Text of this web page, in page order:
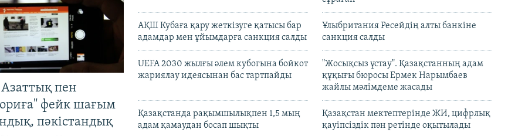
Азаттық пен
фейк шағым
пәкістандық
АҚШ Кубаға қару жеткізуге қатысы бар
адамдар мен ұйымдарға санкция салды
Ұлыбритания Ресейдің алты банкіне
санкция салды
UEFA 2030 жылғы әлем кубогына бойкот
жариялау идеясынан бас тартпайды
"Жосықсыз ұстау". Қазақстанның адам
құқығы бюросы Ермек Нарымбаев
жайлы мәлімдеме жасады
Қазақстанда рақымшылықпен 1,5 мың
адам қамаудан босап шықты
Қазақстан мектептерінде ЖИ, цифрлық
қауіпсіздік пән ретінде оқытылады